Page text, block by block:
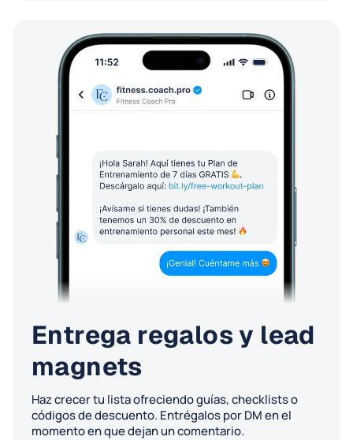
Entrega regalos y lead
magnets
Haz crecer tu lista ofreciendo guías, checklists o
códigos de descuento. Entrégalos por DM en el
momento en que dejan un comentario.